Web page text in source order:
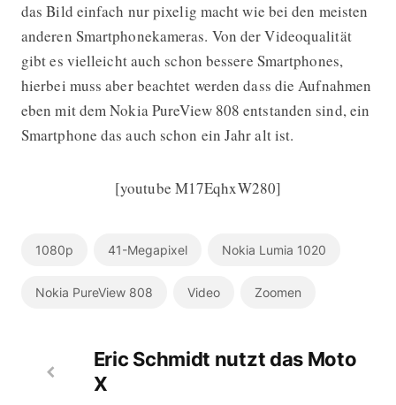
das Bild einfach nur pixelig macht wie bei den meisten
anderen Smartphonekameras. Von der Videoqualität
gibt es vielleicht auch schon bessere Smartphones,
hierbei muss aber beachtet werden dass die Aufnahmen
eben mit dem Nokia PureView 808 entstanden sind, ein
Smartphone das auch schon ein Jahr alt ist.
[youtube M17EqhxW280]
1080p 41-Megapixel Nokia Lumia 1020
Nokia PureView 808 Video Zoomen
Eric Schmidt nutzt das Moto
X